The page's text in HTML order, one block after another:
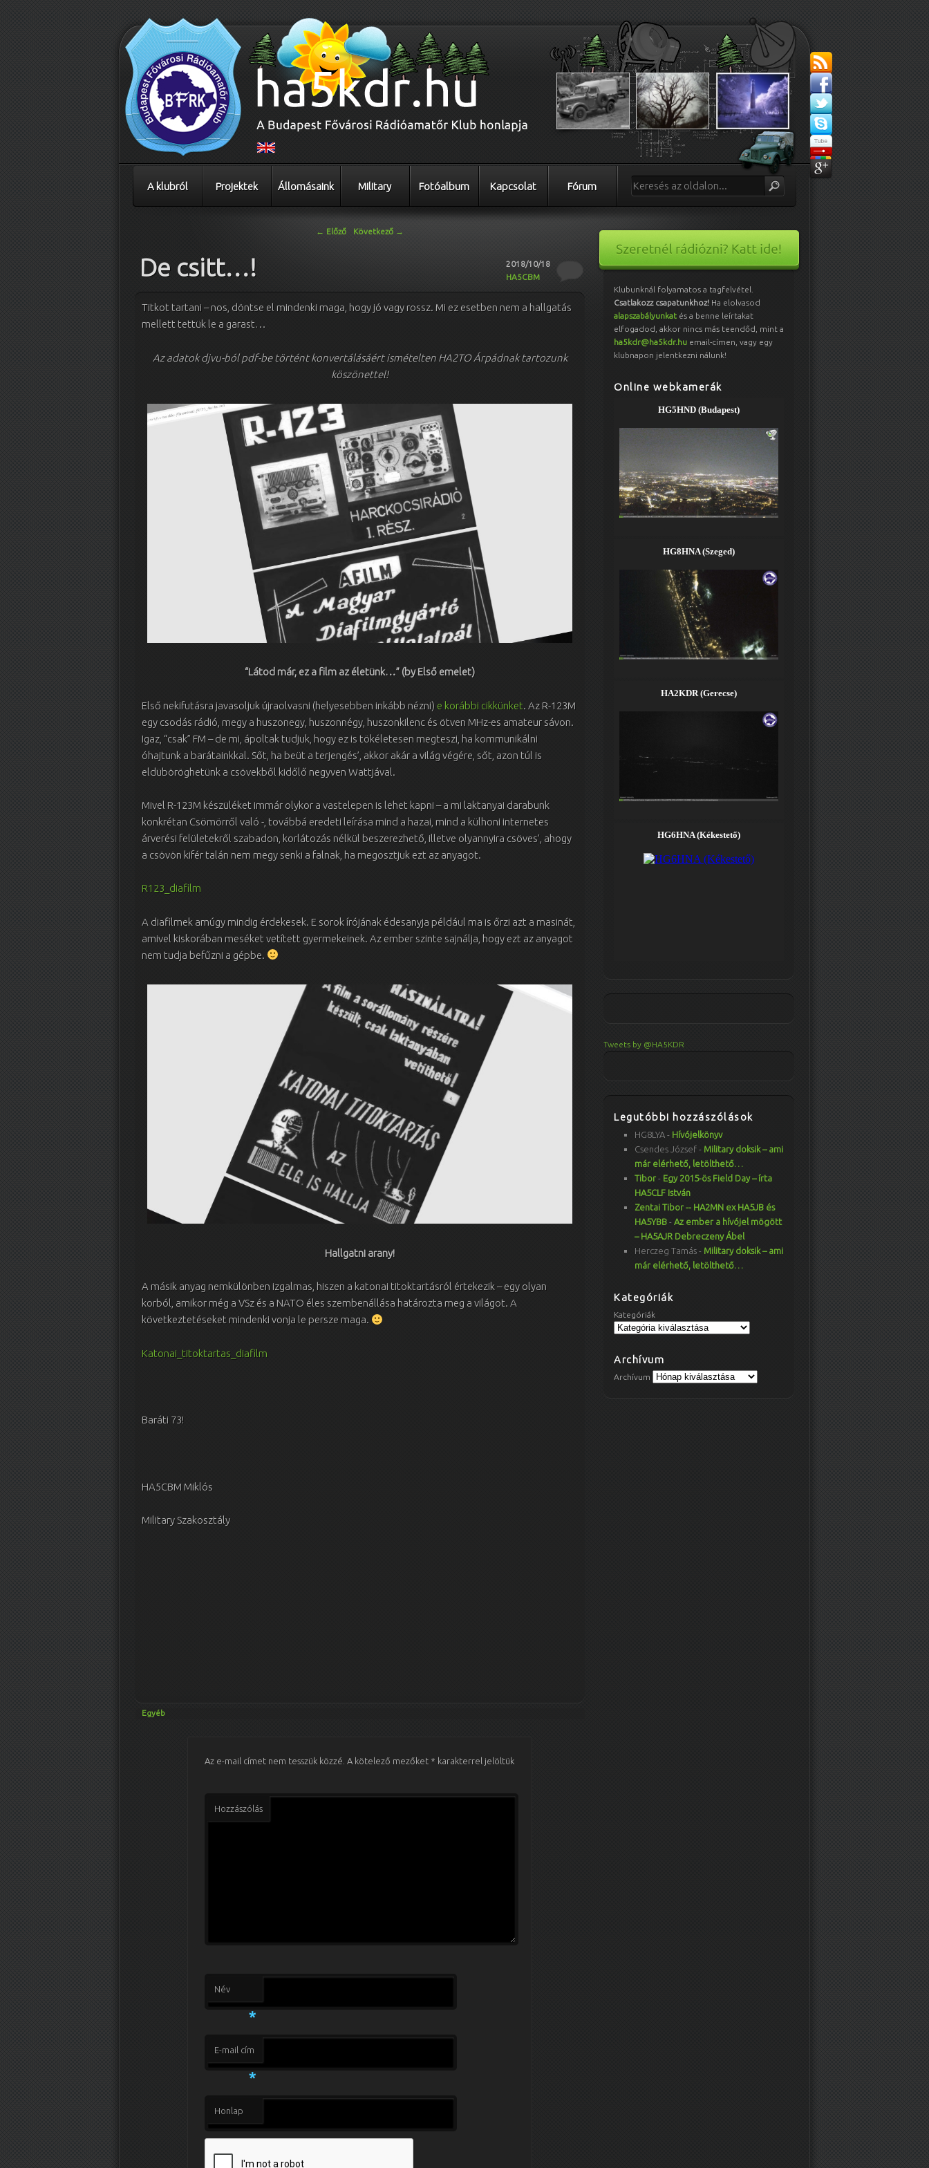
A klubról Projektek Állomásaink Military Fotóalbum Kapcsolat Fórum
← Előző Következő →
De csitt…!
2018/10/18
HA5CBM
Titkot tartani – nos, döntse el mindenki maga, hogy jó vagy rossz. Mi ez esetben nem a hallgatás
mellett tettük le a garast…
Az adatok djvu-ból pdf-be történt konvertálásáért ismételten HA2TO Árpádnak tartozunk
köszönettel!
“Látod már, ez a film az életünk…” (by Első emelet)
Első nekifutásra javasoljuk újraolvasni (helyesebben inkább nézni) e korábbi cikkünket. Az R-123M
egy csodás rádió, megy a huszonegy, huszonnégy, huszonkilenc és ötven MHz-es amateur sávon.
Igaz, “csak” FM – de mi, ápoltak tudjuk, hogy ez is tökéletesen megteszi, ha kommunikálni
óhajtunk a barátainkkal. Sőt, ha beüt a terjengés’, akkor akár a világ végére, sőt, azon túl is
eldüböröghetünk a csövekből kidőlő negyven Wattjával.
Mivel R-123M készüléket immár olykor a vastelepen is lehet kapni – a mi laktanyai darabunk
konkrétan Csömörről való -, továbbá eredeti leírása mind a hazai, mind a külhoni internetes
árverési felületekről szabadon, korlátozás nélkül beszerezhető, illetve olyannyira csöves’, ahogy
a csövön kifér talán nem megy senki a falnak, ha megosztjuk ezt az anyagot.
R123_diafilm
A diafilmek amúgy mindig érdekesek. E sorok írójának édesanyja például ma is őrzi azt a masinát,
amivel kiskorában meséket vetített gyermekeinek. Az ember szinte sajnálja, hogy ezt az anyagot
nem tudja befűzni a gépbe.
Hallgatni arany!
A másik anyag nemkülönben izgalmas, hiszen a katonai titoktartásról értekezik – egy olyan
korból, amikor még a VSz és a NATO éles szembenállása határozta meg a világot. A
következtetéseket mindenki vonja le persze maga.
Katonai_titoktartas_diafilm
Baráti 73!
HA5CBM Miklós
Military Szakosztály
Egyéb
Az e-mail címet nem tesszük közzé. A kötelező mezőket * karakterrel jelöltük
Hozzászólás
Név
*
E-mail cím
*
Honlap
Klubunknál folyamatos a tagfelvétel.
Csatlakozz csapatunkhoz! Ha elolvasod
alapszabályunkat és a benne leírtakat
elfogadod, akkor nincs más teendőd, mint a
ha5kdr@ha5kdr.hu email-címen, vagy egy
klubnapon jelentkezni nálunk!
Online webkamerák
Tweets by @HA5KDR
Legutóbbi hozzászólások
HG8LYA - Hívójelkönyv
Csendes József - Military doksik – ami
már elérhető, letölthető…
Tibor - Egy 2015-ös Field Day – írta
HA5CLF István
Zentai Tibor -- HA2MN ex HA5JB és
HA5YBB - Az ember a hívójel mögött
– HA5AJR Debreczeny Ábel
Herczeg Tamás - Military doksik – ami
már elérhető, letölthető…
Kategóriák
Kategóriák
Archívum
Archívum